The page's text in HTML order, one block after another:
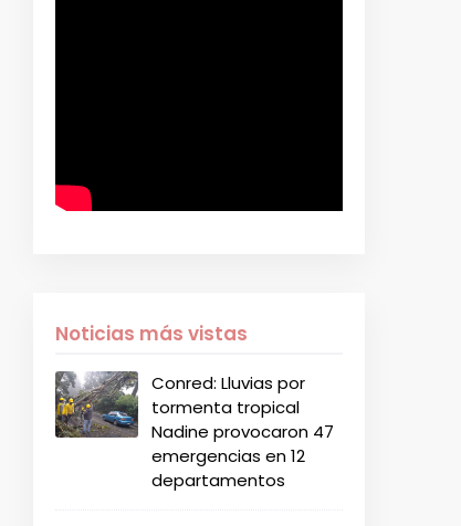
Noticias más vistas
Conred: Lluvias por
tormenta tropical
Nadine provocaron 47
emergencias en 12
departamentos